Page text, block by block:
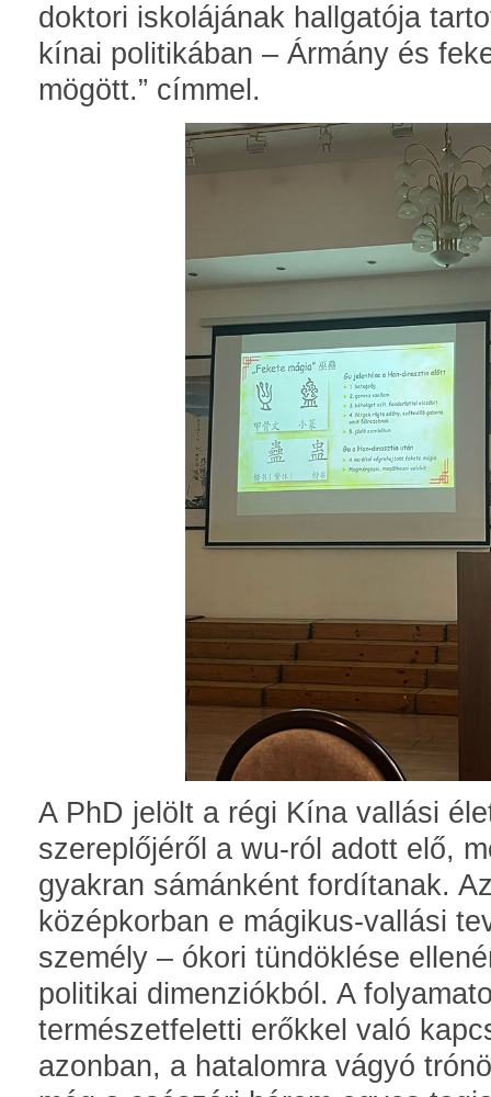
doktori iskolájának hallgatója
kínai politikában – Ármány és
mögött.” címmel.
A PhD jelölt a régi Kína vallási
szereplőjéről a wu-ról adott elő,
gyakran sámánként fordítanak.
középkorban e mágikus-vallási
személy – ókori tündöklése
politikai dimenziókból. A
természetfeletti erőkkel való
azonban, a hatalomra vágyó